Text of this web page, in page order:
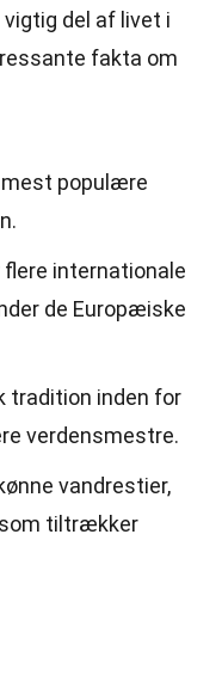
del af livet i
fakta om
mest populære
internationale
de Europæiske
tradition inden for
verdensmestre.
vandrestier,
tiltrækker